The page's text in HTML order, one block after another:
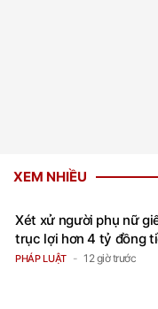
XEM NHIỀU
Xét xử người phụ nữ
trục lợi hơn 4 tỷ đồng
PHÁP LUẬT 12 giờ trước